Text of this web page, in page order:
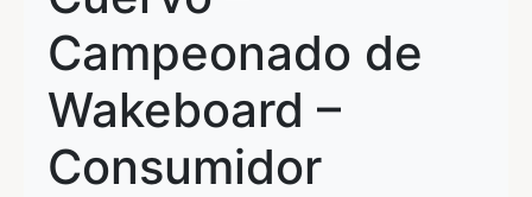
Campeonado de
Wakeboard –
Consumidor